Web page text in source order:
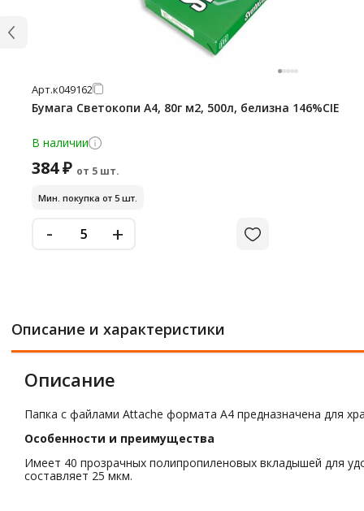
Арт.к049162
Бумага Светокопи А4, 80г м2, 500л, белизна 146%CIE
В наличии
384 ₽ от 5 шт.
Мин. покупка от 5 шт.
- +
Описание и характеристики
Описание
Папка с файлами Attache формата А4 предназначена для
Особенности и преимущества
Имеет 40 прозрачных полипропиленовых вкладышей для
составляет 25 мкм.